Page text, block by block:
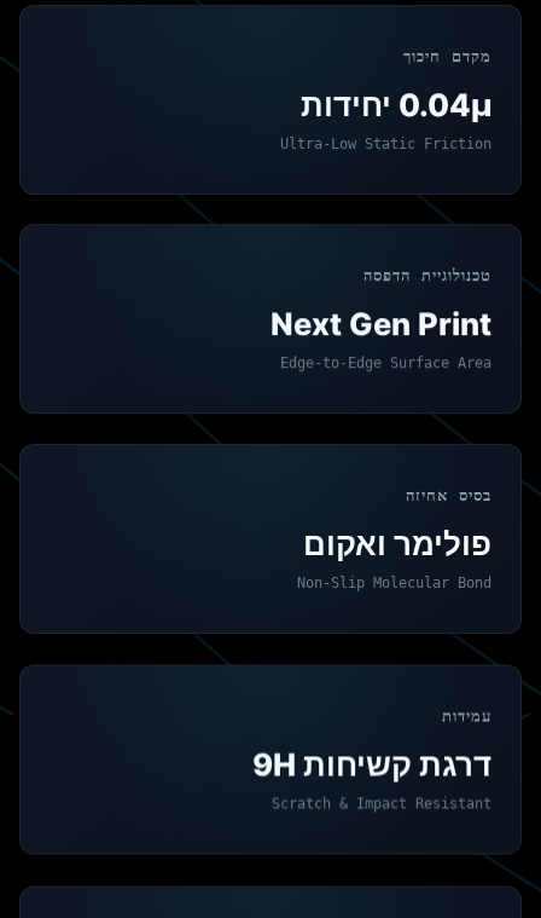
מקדם חיכוך
0.04μ יחידות
Ultra-Low Static Friction
טכנולוגיית הדפסה
Next Gen Print
Edge-to-Edge Surface Area
בסיס אחיזה
פולימר ואקום
Non-Slip Molecular Bond
עמידות
דרגת קשיחות 9H
Scratch & Impact Resistant